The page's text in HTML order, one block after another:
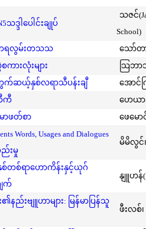
ဒါပေါင်းချုပ်
သဇင်
School)
ရလွမ်းတသသ
သော်တ
ားလုံးများ
သြဘာ
က်ဆယ့်နှစ်လရာသီပန်းချီ
အောင်
ကီ
ဟေယာ
ာဖတ်စာ ဖေမော
Words, Usages and Dialogues
းမှု
မိမိလွင်၊
နှစ်တစ်ရာဟောကိန်းနှင့်ယုဂ်
က်
နျူဟန်
ည်းဗျူဟာများ: မြန်မာပြန်သူ
ဖီးလစ်